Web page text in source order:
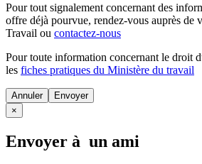
Pour tout signalement concernant des
offre déjà pourvue, rendez-vous auprès de
Travail ou contactez-nous
Pour toute information concernant le droit
les fiches pratiques du Ministère du travail
Annuler
×
Envoyer à un ami